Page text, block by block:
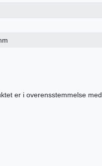
er i overensstemmelse med